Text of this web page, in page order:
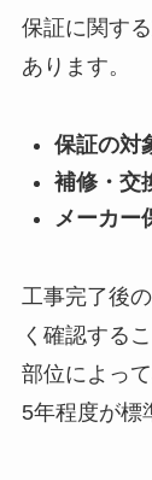
保証に関す
あります。
保証の対
補修・交
メーカー
工事完了後
く確認する
部位によっ
5年程度が標